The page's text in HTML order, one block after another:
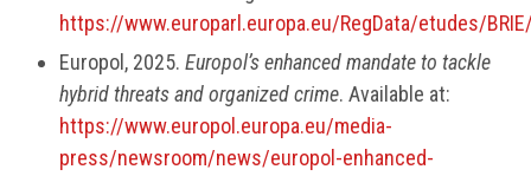
https://www.europarl.europa.eu/RegData/etudes/
Europol, 2025. Europol’s enhanced mandate to tackle
hybrid threats and organized crime. Available at:
https://www.europol.europa.eu/media-
press/newsroom/news/europol-enhanced-